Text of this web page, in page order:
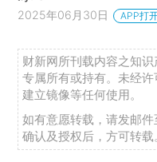
2025年06月30日 APP打
财新网所刊载内容之知
专属所有或持有。未经
建立镜像等任何使用。
如有意愿转载，请发邮件
确认及授权后，方可转载